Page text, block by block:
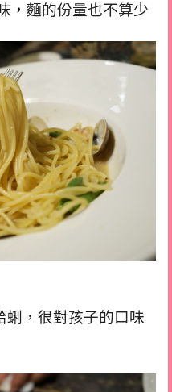
，麵的份量也不算少
蜊，很對孩子的口味